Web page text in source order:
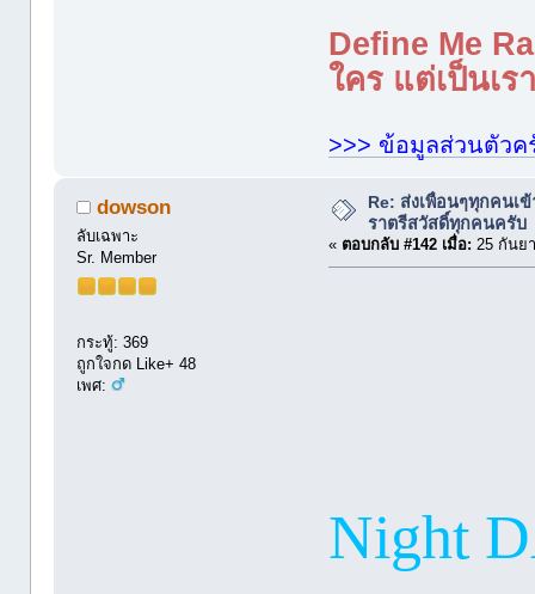
Define Me
ใคร แต่เป็นเ
>>> ข้อมูลส่วนตัวค
dowson
ลับเฉพาะ
Sr. Member
กระทู้: 369
ถูกใจกด Like+ 48
เพศ:
Re: ส่งเพื่อนๆทุกคนเ
ราตรีสวัสดิ์ทุกคนครับ
« ตอบกลับ #142 เมื่อ: 25 กันย
Night